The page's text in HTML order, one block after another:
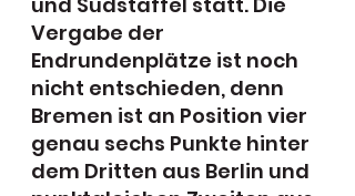
Vergabe der
Endrundenplätze ist noch
nicht entschieden, denn
Bremen ist an Position vier
genau sechs Punkte hinter
dem Dritten aus Berlin und